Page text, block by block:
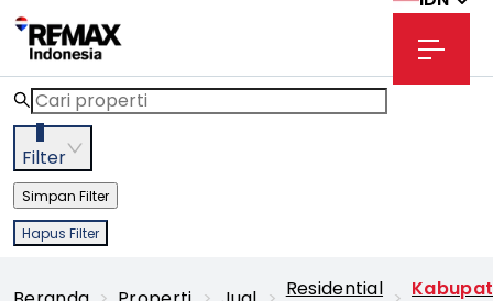
3
Filter
Simpan Filter
Hapus Filter
Residential